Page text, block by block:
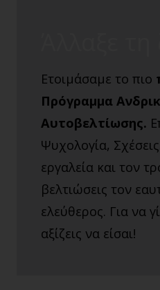
Ετοιμάσαμε το πιο
Πρόγραμμα
Αυτοβελτίωσης.
Ψυχολογία,
εργαλεία και τον
βελτιώσεις τον
ελεύθερος. Για να
αξίζεις να είσαι!